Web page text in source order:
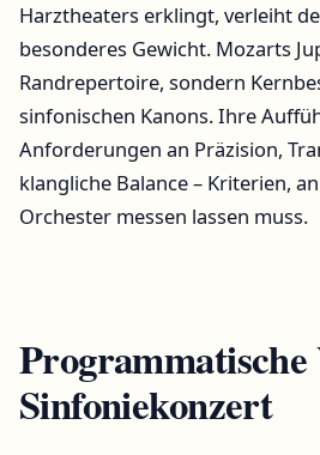
Harztheaters erklingt, verleiht
besonderes Gewicht. Mozarts
Randrepertoire, sondern
sinfonischen Kanons. Ihre
Anforderungen an Präzision,
klangliche Balance – Kriterien,
Orchester messen lassen muss.
Programmatische
Sinfoniekonzert